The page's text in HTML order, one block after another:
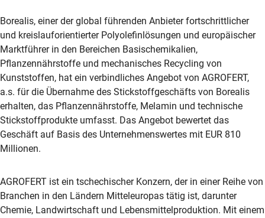
Borealis, einer der global führenden Anbieter fortschrittlicher
und kreislauforientierter Polyolefinlösungen und europäischer
Marktführer in den Bereichen Basischemikalien,
Pflanzennährstoffe und mechanisches Recycling von
Kunststoffen, hat ein verbindliches Angebot von AGROFERT,
a.s. für die Übernahme des Stickstoffgeschäfts von Borealis
erhalten, das Pflanzennährstoffe, Melamin und technische
Stickstoffprodukte umfasst. Das Angebot bewertet das
Geschäft auf Basis des Unternehmenswertes mit EUR 810
Millionen.
AGROFERT ist ein tschechischer Konzern, der in einer Reihe von
Branchen in den Ländern Mitteleuropas tätig ist, darunter
Chemie, Landwirtschaft und Lebensmittelproduktion. Mit einem